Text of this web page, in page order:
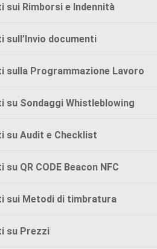
sui Rimborsi e Indennità
sull’Invio documenti
sulla Programmazione Lavoro
su Sondaggi Whistleblowing
su Audit e Checklist
QR CODE Beacon NFC
sui Metodi di timbratura
su Prezzi